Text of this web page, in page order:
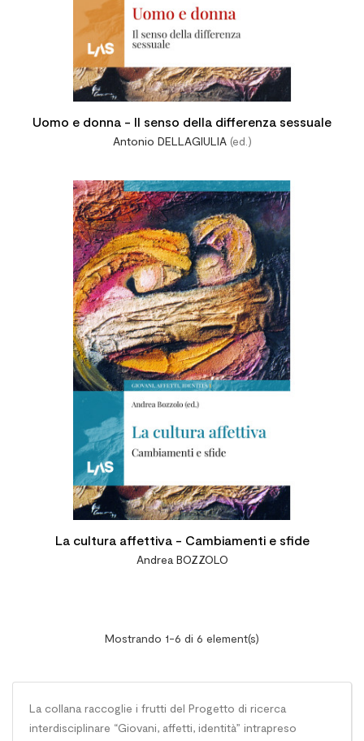
Uomo e donna - Il senso della differenza sessuale
Antonio DELLAGIULIA(ed.)
La cultura affettiva - Cambiamenti e sfide
Andrea BOZZOLO
Mostrando 1-6 di 6 element(s)
La collana raccoglie i frutti del Progetto di ricerca
interdisciplinare “Giovani, affetti, identità” intrapreso